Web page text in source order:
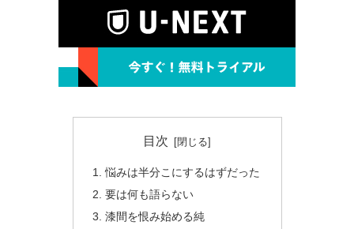
目次
悩みは半分こにするはずだった
要は何も語らない
漆間を恨み始める純